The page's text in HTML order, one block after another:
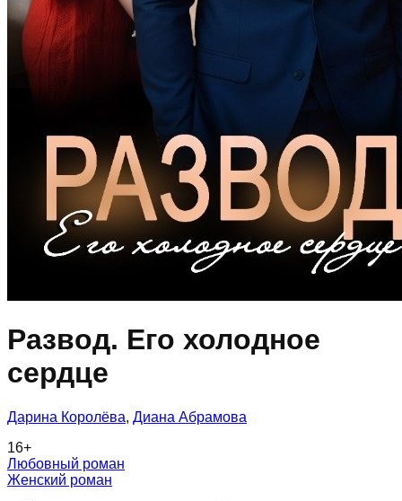
Развод. Его холодное
сердце
Дарина Королёва, Диана Абрамова
16+
Любовный роман
Женский роман